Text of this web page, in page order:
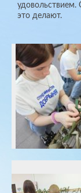
удовольствием.
это делают.